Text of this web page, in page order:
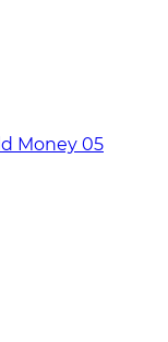
Money 05